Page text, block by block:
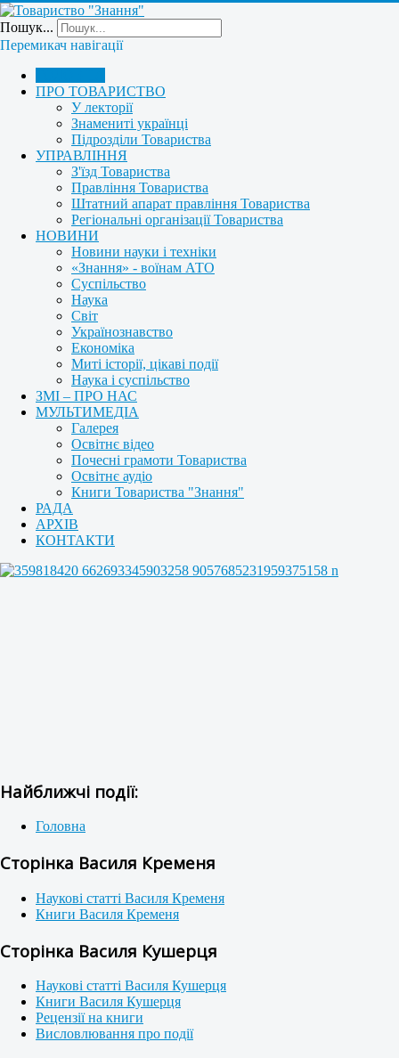
Пошук...
Перемикач навігації
ПРО ТОВАРИСТВО
У лекторії
Знамениті українці
Підрозділи Товариства
УПРАВЛІННЯ
З'їзд Товариства
Правління Товариства
Штатний апарат правління Товариства
Регіональні організації Товариства
НОВИНИ
Новини науки і техніки
«Знання» - воїнам АТО
Суспільство
Наука
Світ
Українознавство
Економіка
Миті історії, цікаві події
Наука і суспільство
ЗМІ – ПРО НАС
МУЛЬТИМЕДІА
Галерея
Освітнє відео
Почесні грамоти Товариства
Освітнє аудіо
Книги Товариства "Знання"
РАДА
АРХІВ
КОНТАКТИ
Найближчі події:
Головна
Сторінка Василя Кременя
Наукові статті Василя Кременя
Книги Василя Кременя
Сторінка Василя Кушерця
Наукові статті Василя Кушерця
Книги Василя Кушерця
Рецензії на книги
Висловлювання про події